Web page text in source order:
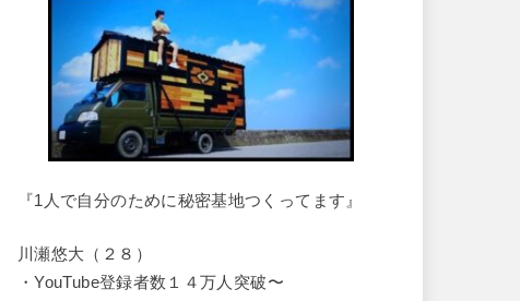
『1人で自分のために秘密基地つくってます』
川瀬悠大（２８）
・YouTube登録者数１４万人突破〜